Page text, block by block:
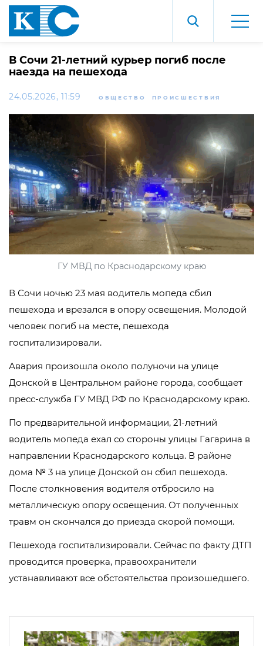
В Сочи 21-летний курьер погиб после
наезда на пешехода
24.05.2026, 11:59 ОБЩЕСТВО ПРОИСШЕСТВИЯ
ГУ МВД по Краснодарскому краю
В Сочи ночью 23 мая водитель мопеда сбил
пешехода и врезался в опору освещения. Молодой
человек погиб на месте, пешехода
госпитализировали.
Авария произошла около полуночи на улице
Донской в Центральном районе города, сообщает
пресс-служба ГУ МВД РФ по Краснодарскому краю.
По предварительной информации, 21-летний
водитель мопеда ехал со стороны улицы Гагарина в
направлении Краснодарского кольца. В районе
дома № 3 на улице Донской он сбил пешехода.
После столкновения водителя отбросило на
металлическую опору освещения. От полученных
травм он скончался до приезда скорой помощи.
Пешехода госпитализировали. Сейчас по факту ДТП
проводится проверка, правоохранители
устанавливают все обстоятельства произошедшего.